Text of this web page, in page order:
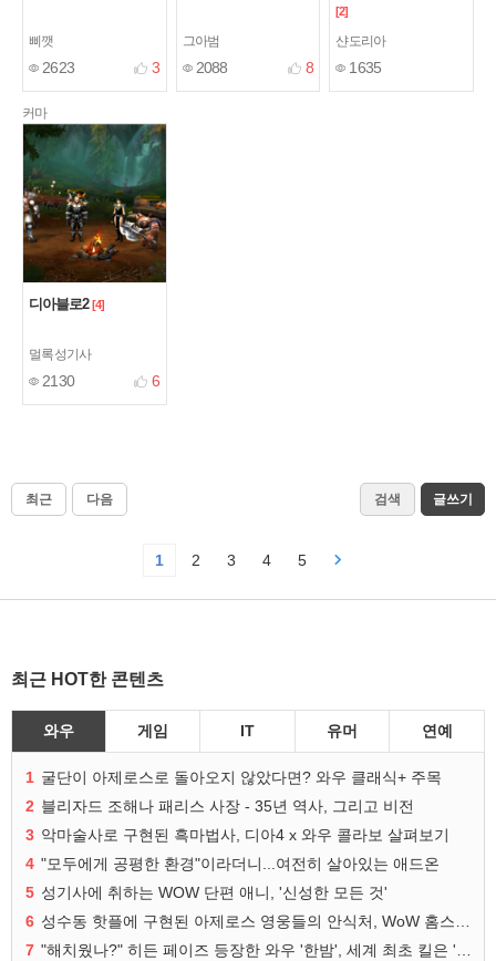
삐깻
2623 3
그아범
2088 8
[2]
샨도리아
1635
커마
디아블로2 [4]
멀록성기사
2130 6
최근 다음 검색 글쓰기
1 2 3 4 5
최근 HOT한 콘텐츠
와우 게임 IT 유머 연예
1 굴단이 아제로스로 돌아오지 않았다면? 와우 클래식+ 주목
2 블리자드 조해나 패리스 사장 - 35년 역사, 그리고 비전
3 악마술사로 구현된 흑마법사, 디아4 x 와우 콜라보 살펴보기
4 "모두에게 공평한 환경"이라더니...여전히 살아있는 애드온
5 성기사에 취하는 WOW 단편 애니, '신성한 모든 것'
6
성수동 핫플에 구현된 아제로스 영웅들의 안식처, WoW 홈스윗홈
7
"해치웠나?" 히든 페이즈 등장한 와우 '한밤', 세계 최초 킬은 '팀 리퀴드'